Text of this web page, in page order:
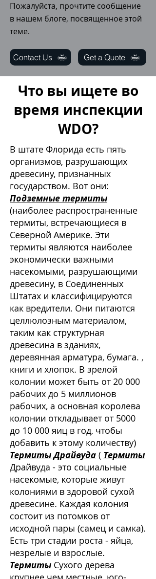
Пожалуйста, прочтите сообщение
в нашем блоге, посвященное этой
теме.
Contact Us Get a Quote
Что вы ищете во
время инспекции
WDO?
В штате Флорида есть пять
организмов, разрушающих
древесину, признанных
государством. Вот они:
Подземные термиты
(наиболее распространенные
термиты, встречающиеся в
Северной Америке. Эти
термиты являются наиболее
экономически важными
насекомыми, разрушающими
древесину, в Соединенных
Штатах и классифицируются
как вредители. Они питаются
целлюлозным материалом,
таким как структурная
древесина в зданиях,
деревянная арматура, бумага. ,
книги и хлопок. В зрелой
колонии может быть от 20 000
рабочих до 5 миллионов
рабочих, а основная королева
колонии откладывает от 5000
до 10 000 яиц в год, чтобы
добавить к этому количеству)
Термиты Драйвуда ( Термиты
Драйвуда - это социальные
насекомые, которые живут
колониями в здоровой сухой
древесине. Каждая колония
состоит из потомков от
исходной пары (самец и самка).
Есть три стадии роста - яйца,
незрелые и взрослые.
Термиты Сухого дерева